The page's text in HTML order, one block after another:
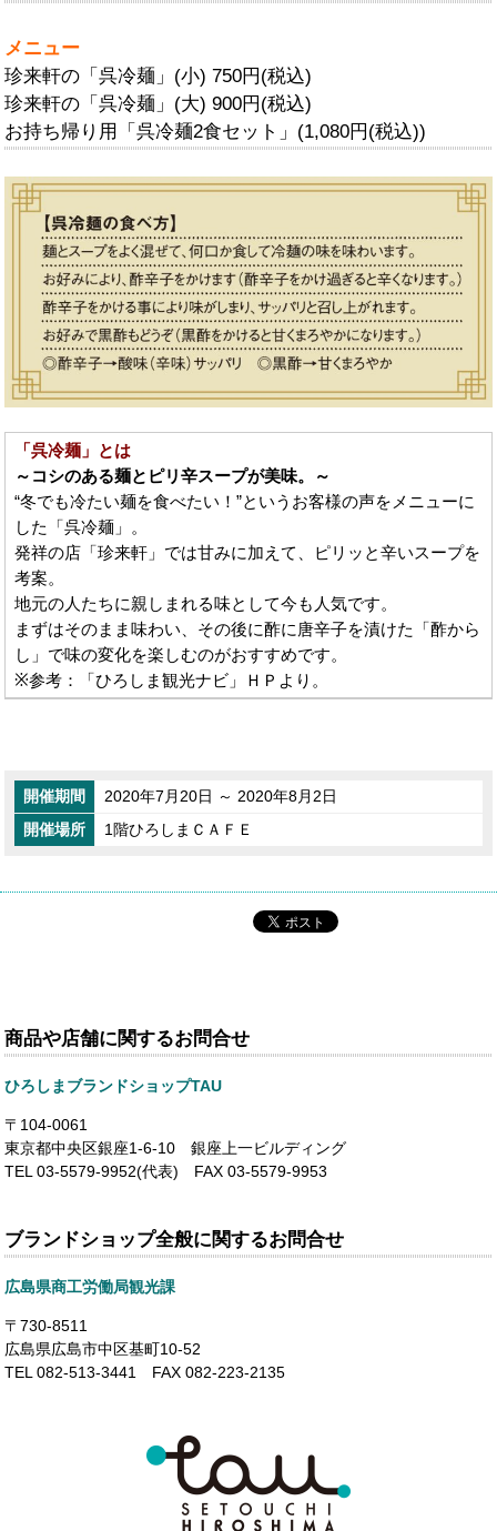
メニュー
珍来軒の「呉冷麺」(小) 750円(税込)
珍来軒の「呉冷麺」(大) 900円(税込)
お持ち帰り用「呉冷麺2食セット」(1,080円(税込))
「呉冷麺」とは
～コシのある麺とピリ辛スープが美味。～
“冬でも冷たい麺を食べたい！”というお客様の声をメニューに
した「呉冷麺」。
発祥の店「珍来軒」では甘みに加えて、ピリッと辛いスープを
考案。
地元の人たちに親しまれる味として今も人気です。
まずはそのまま味わい、その後に酢に唐辛子を漬けた「酢から
し」で味の変化を楽しむのがおすすめです。
※参考：「ひろしま観光ナビ」ＨＰより。
開催期間
2020年7月20日 ～ 2020年8月2日
開催場所
1階ひろしまＣＡＦＥ
商品や店舗に関するお問合せ
ひろしまブランドショップTAU
〒104-0061
東京都中央区銀座1-6-10 銀座上一ビルディング
TEL 03-5579-9952(代表) FAX 03-5579-9953
ブランドショップ全般に関するお問合せ
広島県商工労働局観光課
〒730-8511
広島県広島市中区基町10-52
TEL 082-513-3441 FAX 082-223-2135